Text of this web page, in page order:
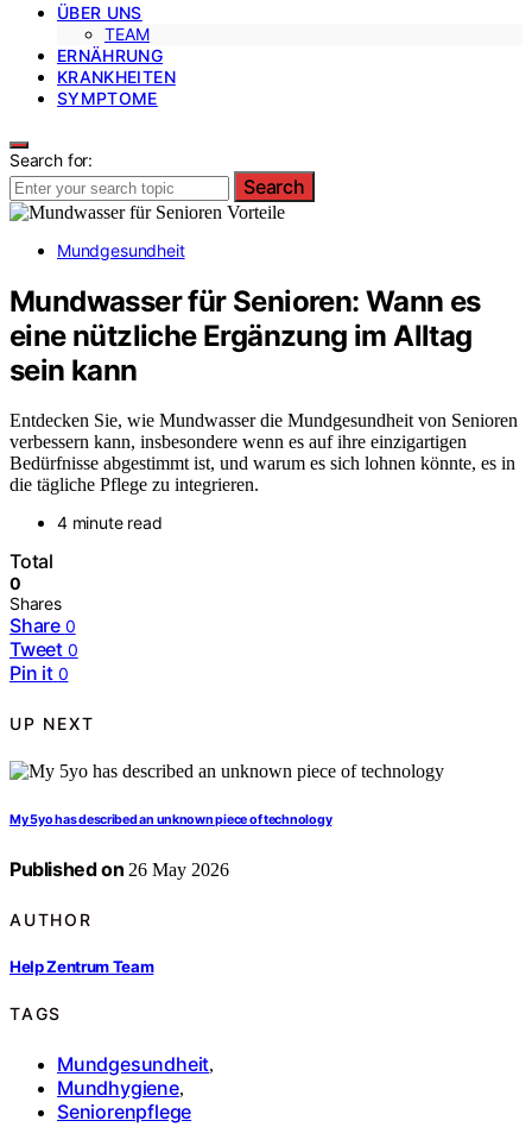
ÜBER UNS
TEAM
ERNÄHRUNG
KRANKHEITEN
SYMPTOME
Search for:
Search
Mundgesundheit
Mundwasser für Senioren: Wann es
eine nützliche Ergänzung im Alltag
sein kann
Entdecken Sie, wie Mundwasser die Mundgesundheit von Senioren
verbessern kann, insbesondere wenn es auf ihre einzigartigen
Bedürfnisse abgestimmt ist, und warum es sich lohnen könnte, es in
die tägliche Pflege zu integrieren.
4 minute read
Total
0
Shares
Share 0
Tweet 0
Pin it 0
UP NEXT
My 5yo has described an unknown piece of technology
Published on 26 May 2026
AUTHOR
Help Zentrum Team
TAGS
Mundgesundheit,
Mundhygiene,
Seniorenpflege